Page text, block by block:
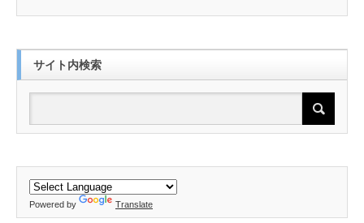
サイト内検索
Powered by Translate